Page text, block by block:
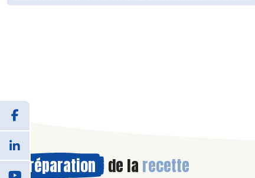
Préparation de la recette